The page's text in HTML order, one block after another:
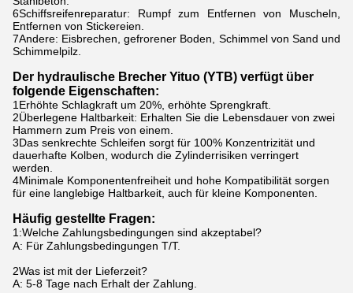
6Schiffsreifenreparatur: Rumpf zum Entfernen von Muscheln,
Entfernen von Stickereien.
7Andere: Eisbrechen, gefrorener Boden, Schimmel von Sand und
Schimmelpilz.
Der hydraulische Brecher Yituo (YTB) verfügt über
folgende Eigenschaften:
1Erhöhte Schlagkraft um 20%, erhöhte Sprengkraft.
2Überlegene Haltbarkeit: Erhalten Sie die Lebensdauer von zwei
Hammern zum Preis von einem.
3Das senkrechte Schleifen sorgt für 100% Konzentrizität und
dauerhafte Kolben, wodurch die Zylinderrisiken verringert
werden.
4Minimale Komponentenfreiheit und hohe Kompatibilität sorgen
für eine langlebige Haltbarkeit, auch für kleine Komponenten.
Häufig gestellte Fragen:
1 :Welche Zahlungsbedingungen sind akzeptabel?
A: Für Zahlungsbedingungen T/T.
2Was ist mit der Lieferzeit?
A: 5-8 Tage nach Erhalt der Zahlung.